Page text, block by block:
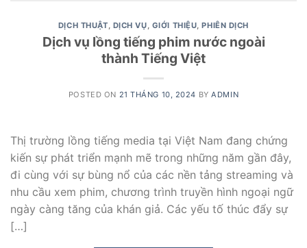
DỊCH THUẬT, DỊCH VỤ, GIỚI THIỆU,PHIÊN DỊCH
Dịch vụ lồng tiếng phim nước ngoài
thành Tiếng Việt
POSTED ON 21 THÁNG 10, 2024 BYADMIN
Thị trường lồng tiếng media tại Việt Nam đang chứng
kiến sự phát triển mạnh mẽ trong những năm gần đây,
đi cùng với sự bùng nổ của các nền tảng streaming và
nhu cầu xem phim, chương trình truyền hình ngoại ngữ
ngày càng tăng của khán giả. Các yếu tố thúc đẩy sự
[…]